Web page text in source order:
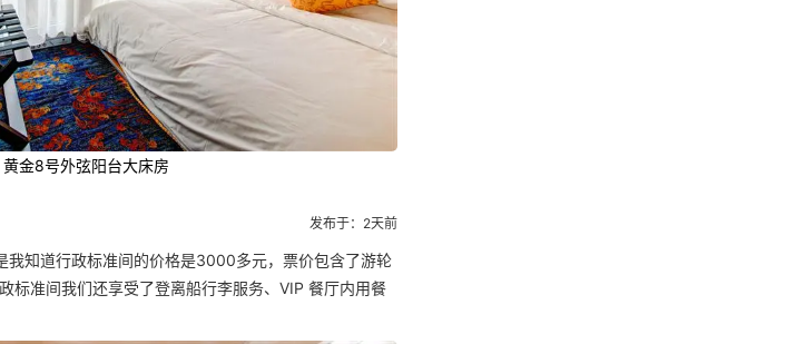
黄金8号外弦阳台大床房
发布于：2天前
我知道行政标准间的价格是3000多元，票价包含了游轮
标准间我们还享受了登离船行李服务、VIP 餐厅内用餐